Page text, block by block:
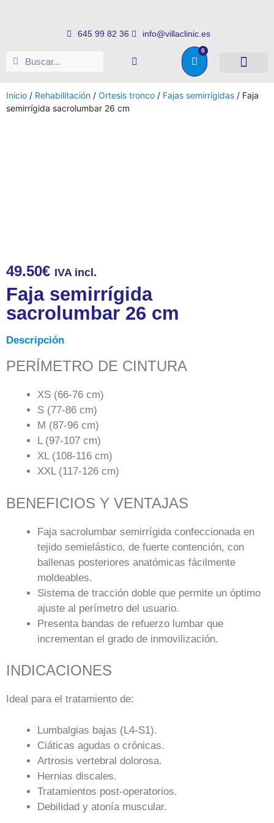
645 99 82 36 info@villaclinic.es
0
Inicio / Rehabilitación / Ortesis tronco / Fajas semirrígidas / Faja
semirrígida sacrolumbar 26 cm
49.50€ IVA incl.
Faja semirrígida
sacrolumbar 26 cm
Descripción
PERÍMETRO DE CINTURA
XS (66-76 cm)
S (77-86 cm)
M (87-96 cm)
L (97-107 cm)
XL (108-116 cm)
XXL (117-126 cm)
BENEFICIOS Y VENTAJAS
Faja sacrolumbar semirrígida confeccionada en
tejido semielástico, de fuerte contención, con
ballenas posteriores anatómicas fácilmente
moldeables.
Sistema de tracción doble que permite un óptimo
ajuste al perímetro del usuario.
Presenta bandas de refuerzo lumbar que
incrementan el grado de inmovilización.
INDICACIONES
Ideal para el tratamiento de:
Lumbalgias bajas (L4-S1).
Ciáticas agudas o crónicas.
Artrosis vertebral dolorosa.
Hernias discales.
Tratamientos post-operatorios.
Debilidad y atonía muscular.